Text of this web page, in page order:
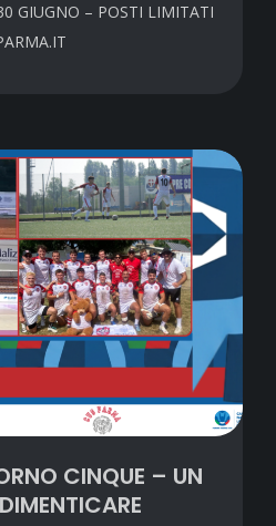
GIUGNO – POSTI LIMITATI
CINQUE – UN